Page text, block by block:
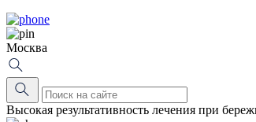
Москва
Высокая результативность лечения при